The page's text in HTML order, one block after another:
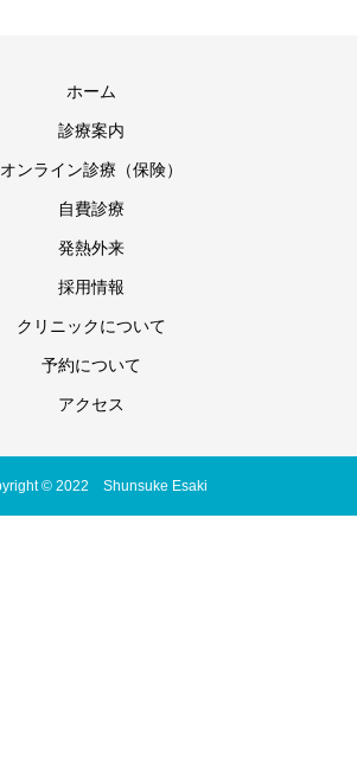
ホーム
診療案内
オンライン診療（保険）
自費診療
発熱外来
採用情報
クリニックについて
予約について
アクセス
© 2022 Shunsuke Esaki